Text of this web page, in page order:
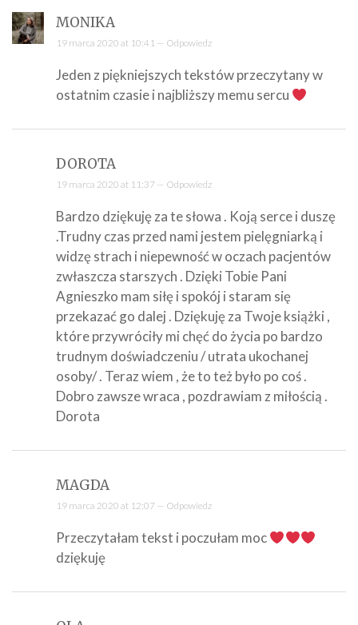
MONIKA
19 marca 2020 at 10:41 — Odpowiedz
Jeden z piękniejszych tekstów przeczytany w
ostatnim czasie i najbliższy memu sercu
DOROTA
19 marca 2020 at 11:37 — Odpowiedz
Bardzo dziękuję za te słowa . Koją serce i duszę
.Trudny czas przed nami jestem pielęgniarką i
widzę strach i niepewność w oczach pacjentów
zwłaszcza starszych . Dzięki Tobie Pani
Agnieszko mam siłę i spokój i staram się
przekazać go dalej . Dziękuję za Twoje książki ,
które przywróciły mi chęć do życia po bardzo
trudnym doświadczeniu / utrata ukochanej
osoby/ . Teraz wiem , że to też było po coś .
Dobro zawsze wraca , pozdrawiam z miłością .
Dorota
MAGDA
19 marca 2020 at 12:07 — Odpowiedz
Przeczytałam tekst i poczułam moc
dziękuję